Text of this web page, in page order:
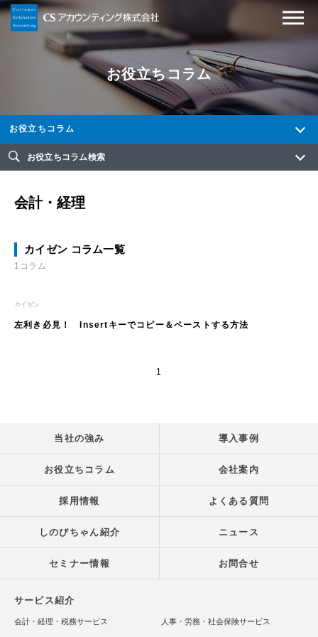
お役立ちコラム
お役立ちコラム
お役立ちコラム検索
会計・経理
カイゼン コラム一覧
1コラム
カイゼン
左利き必見！ Insertキーでコピー＆ペーストする方法
1
当社の強み 導入事例
お役立ちコラム 会社案内
採用情報 よくある質問
しのびちゃん紹介 ニュース
セミナー情報 お問合せ
サービス紹介
会計・経理・税務サービス 人事・労務・社会保険サービス